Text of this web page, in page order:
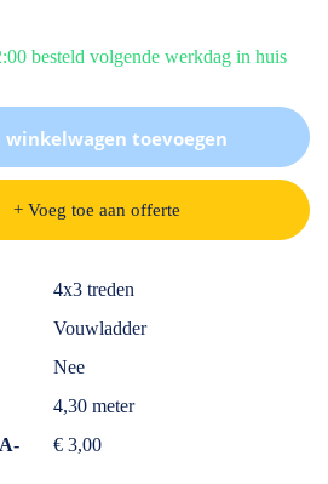
besteld volgende werkdag in huis
winkelwagen toevoegen
+ Voeg toe aan offerte
4x3 treden
Vouwladder
Nee
4,30 meter
€ 3,00